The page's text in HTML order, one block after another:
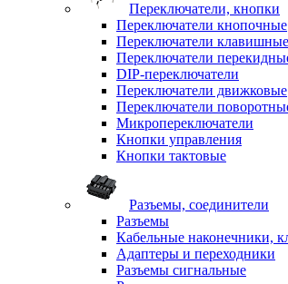
Переключатели, кнопки
Переключатели кнопочные
Переключатели клавишные
Переключатели
DIP-переключатели
Переключатели движковые
Переключатели
Микропереключатели
Кнопки управления
Кнопки тактовые
Разъемы, соединители
Разъемы
Кабельные наконечники,
Адаптеры и переходники
Разъемы сигнальные